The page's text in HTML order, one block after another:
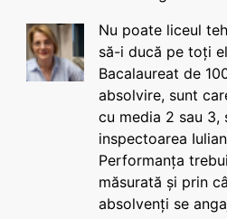
Nu poate liceul
să-i ducă pe toți
Bacalaureat de
absolvire, sunt
cu media 2 sau 3,
inspectoarea
Performanța
măsurată și prin
absolvenți se